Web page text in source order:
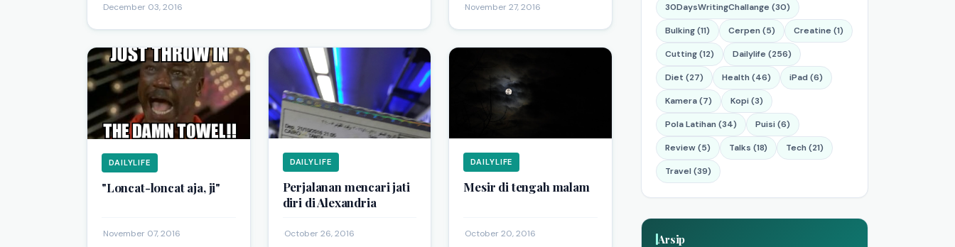
December 03, 2016 November 27, 2016
DAILYLIFE
"Loncat-loncat aja, ji"
November 07, 2016
DAILYLIFE
Perjalanan mencari jati
diri di Alexandria
October 26, 2016
DAILYLIFE
Mesir di tengah malam
October 20, 2016
30DaysWritingChallange (30)
Bulking (11) Cerpen (5) Creatine (1)
Cutting (12) Dailylife (256)
Diet (27) Health (46) iPad (6)
Kamera (7) Kopi (3)
Pola Latihan (34) Puisi (6)
Review (5) Talks (18) Tech (21)
Travel (39)
Arsip